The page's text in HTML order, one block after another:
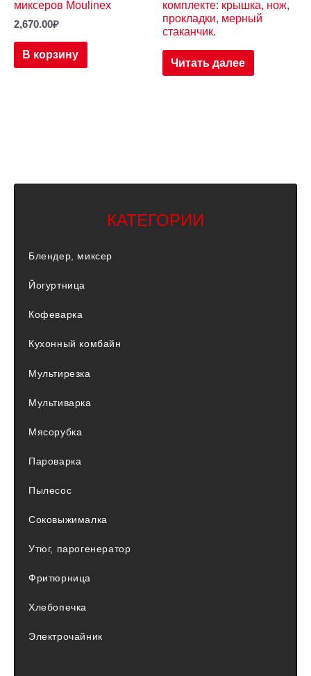
миксеров Moulinex
2,670.00₽
В корзину
комплекте: крышка, нож,
прокладки, мерный
стаканчик.
Читать далее
КАТЕГОРИИ
Блендер, миксер
Йогуртница
Кофеварка
Кухонный комбайн
Мультирезка
Мультиварка
Мясорубка
Пароварка
Пылесос
Соковыжималка
Утюг, парогенератор
Фритюрница
Хлебопечка
Электрочайник